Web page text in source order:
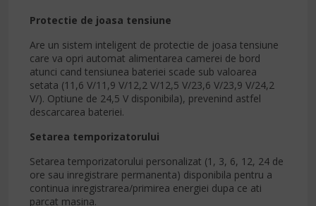
Protectie de joasa tensiune
Are un sistem inteligent de protectie de joasa tensiune
care va opri automat alimentarea camerei de bord
atunci cand tensiunea bateriei scade sub valoarea
setata (11,6 V/11,9 V/12,2 V/12,5 V/23,6 V/23,9 V/24,2
V/). Optiune de 24,5 V disponibila), prevenind astfel
descarcarea bateriei.
Setarea temporizatorului
Setarea temporizatorului personalizat (1, 3, 6, 12, 24 de
ore sau inregistrare permanenta) disponibila pentru a
continua inregistrarea/primirea energiei dupa ce ati
parcat masina.